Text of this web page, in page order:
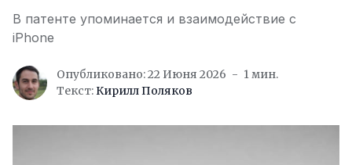
В патенте упоминается и взаимодействие с
iPhone
Опубликовано: 22 Июня 2026
1 мин.
Текст: Кирилл Поляков